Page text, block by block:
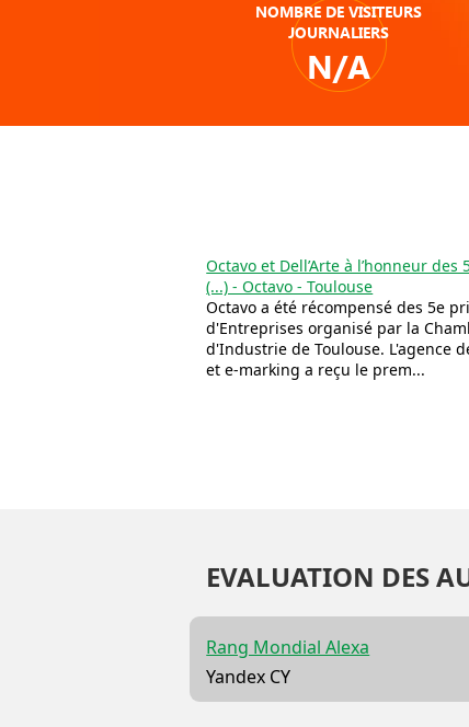
NOMBRE DE VISITEURS
JOURNALIERS
N/A
Octavo et Dell’Arte à l’honneur
(...) - Octavo - Toulouse
Octavo a été récompensé des 5e
d'Entreprises organisé par la
d'Industrie de Toulouse. L'agence
et e-marking a reçu le prem...
EVALUATION DES
Rang Mondial Alexa
Yandex CY